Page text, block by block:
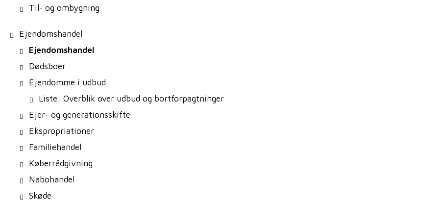
Til- og ombygning
Ejendomshandel
Ejendomshandel
Dødsboer
Ejendomme i udbud
Liste: Overblik over udbud og bortforpagtninger
Ejer- og generationsskifte
Ekspropriationer
Familiehandel
Køberrådgivning
Nabohandel
Skøde